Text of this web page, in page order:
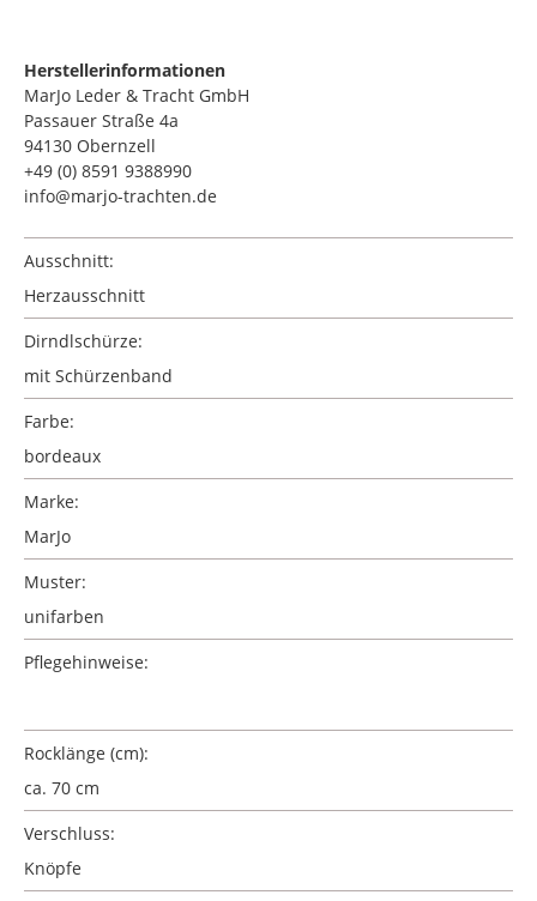
Herstellerinformationen
MarJo Leder & Tracht GmbH
Passauer Straße 4a
94130 Obernzell
+49 (0) 8591 9388990
info@marjo-trachten.de
Ausschnitt:
Herzausschnitt
Dirndlschürze:
mit Schürzenband
Farbe:
bordeaux
Marke:
MarJo
Muster:
unifarben
Pflegehinweise:
Rocklänge (cm):
ca. 70 cm
Verschluss:
Knöpfe